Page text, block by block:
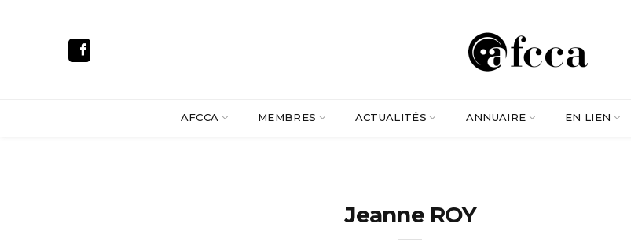
AFCCA MEMBRES ACTUALITÉS ANNUAIRE EN LIEN
Jeanne ROY